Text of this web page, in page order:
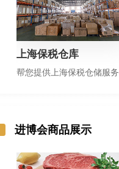
上海保税仓库
帮您提供上海保税仓储服务
进博会商品展示